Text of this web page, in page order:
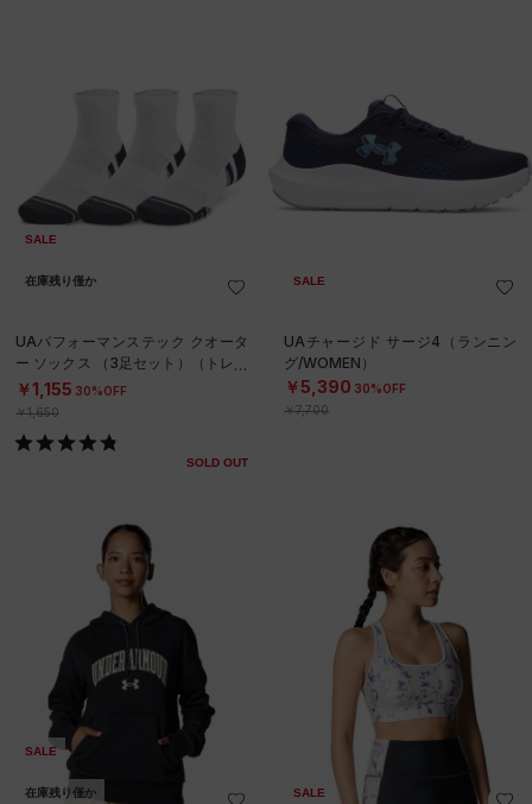
SALE
在庫残り僅か
UAパフォーマンステック クオータ
ー ソックス （3足セット）（トレー
ニング/UNISEX）
￥1,155 30%OFF
￥1,650
SOLD OUT
SALE
UAチャージド サージ4（ランニン
グ/WOMEN）
￥5,390 30%OFF
￥7,700
SALE
在庫残り僅か SALE